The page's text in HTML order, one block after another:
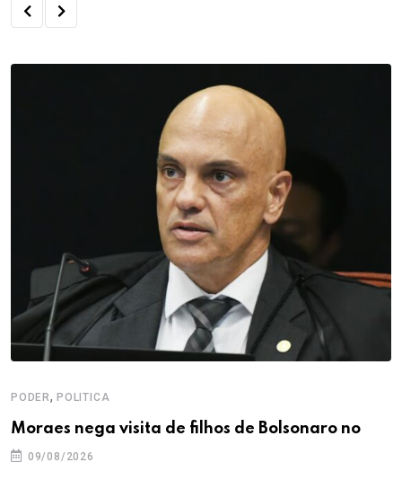
PODER, POLITICA
Moraes nega visita de filhos de Bolsonaro no
09/08/2026